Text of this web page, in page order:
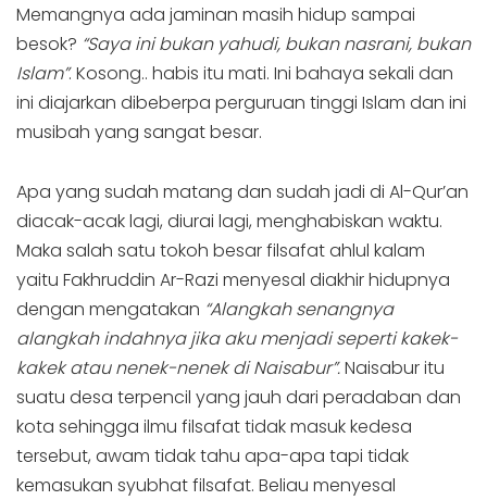
Memangnya ada jaminan masih hidup sampai
besok? “Saya ini bukan yahudi, bukan nasrani, bukan
Islam”. Kosong.. habis itu mati. Ini bahaya sekali dan
ini diajarkan dibeberpa perguruan tinggi Islam dan ini
musibah yang sangat besar.
Apa yang sudah matang dan sudah jadi di Al-Qur’an
diacak-acak lagi, diurai lagi, menghabiskan waktu.
Maka salah satu tokoh besar filsafat ahlul kalam
yaitu Fakhruddin Ar-Razi menyesal diakhir hidupnya
dengan mengatakan “Alangkah senangnya
alangkah indahnya jika aku menjadi seperti kakek-
kakek atau nenek-nenek di Naisabur”.Naisabur itu
suatu desa terpencil yang jauh dari peradaban dan
kota sehingga ilmu filsafat tidak masuk kedesa
tersebut, awam tidak tahu apa-apa tapi tidak
kemasukan syubhat filsafat. Beliau menyesal